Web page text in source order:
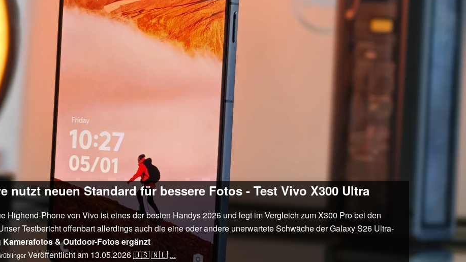
nutzt neuen Standard für bessere Fotos - Test Vivo X300 Ultra
Highend-Phone von Vivo ist eines der besten Handys 2026 und legt im Vergleich zum X300 Pro bei den
Testbericht offenbart allerdings auch die eine oder andere unerwartete Schwäche der Galaxy S26 Ultra-
& Outdoor-Fotos ergänzt
Veröffentlicht am 13.05.2026🇺🇸🇳🇱 ...